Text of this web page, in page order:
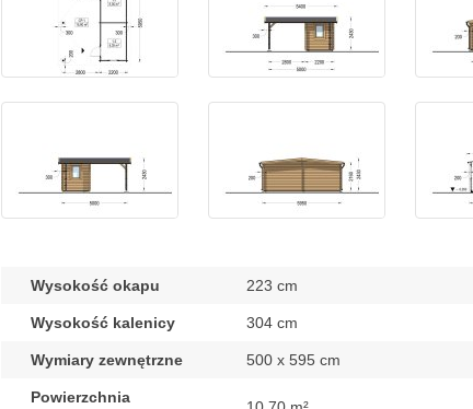
Wysokość okapu 223 cm
Wysokość kalenicy 304 cm
Wymiary zewnętrzne 500 x 595 cm
Powierzchnia